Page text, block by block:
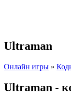
Ultraman
Онлайн игры »
Ultraman -